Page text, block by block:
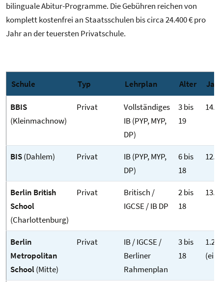
bilinguale Abitur-Programme. Die Gebühren reichen von
komplett kostenfrei an Staatsschulen bis circa 24.400 € pro
Jahr an der teuersten Privatschule.
Schule Typ Lehrplan Alter
BBIS
(Kleinmachnow)
Privat
Vollständiges
IB (PYP, MYP,
DP)
3 bis
19
BIS(Dahlem) Privat
IB (PYP, MYP,
DP)
6 bis
18
Berlin British
School
(Charlottenburg)
Privat
Britisch /
IGCSE / IB DP
2 bis
18
Berlin
Metropolitan
School(Mitte)
Privat
IB / IGCSE /
Berliner
Rahmenplan
3 bis
18